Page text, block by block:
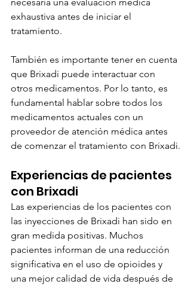
exhaustiva antes de iniciar el
tratamiento.
También es importante tener en cuenta
que Brixadi puede interactuar con
otros medicamentos. Por lo tanto, es
fundamental hablar sobre todos los
medicamentos actuales con un
proveedor de atención médica antes
de comenzar el tratamiento con Brixadi.
Experiencias de pacientes
con Brixadi
Las experiencias de los pacientes con
las inyecciones de Brixadi han sido en
gran medida positivas. Muchos
pacientes informan de una reducción
significativa en el uso de opioides y
una mejor calidad de vida después de